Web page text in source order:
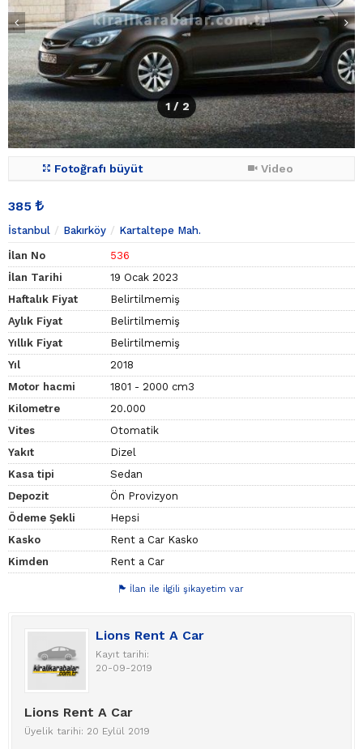
1 / 2
Fotoğrafı büyüt Video
385
İstanbul Bakırköy Kartaltepe Mah.
İlan No
536
İlan Tarihi
19 Ocak 2023
Haftalık Fiyat
Belirtilmemiş
Aylık Fiyat
Belirtilmemiş
Yıllık Fiyat
Belirtilmemiş
Yıl
2018
Motor hacmi
1801 - 2000 cm3
Kilometre
20.000
Vites
Otomatik
Yakıt
Dizel
Kasa tipi
Sedan
Depozit
Ön Provizyon
Ödeme Şekli
Hepsi
Kasko
Rent a Car Kasko
Kimden
Rent a Car
İlan ile ilgili şikayetim var
Lions Rent A Car
Kayıt tarihi:
20-09-2019
Lions Rent A Car
Üyelik tarihi: 20 Eylül 2019